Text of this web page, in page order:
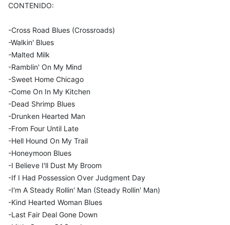
CONTENIDO:
-Cross Road Blues (Crossroads)
-Walkin' Blues
-Malted Milk
-Ramblin' On My Mind
-Sweet Home Chicago
-Come On In My Kitchen
-Dead Shrimp Blues
-Drunken Hearted Man
-From Four Until Late
-Hell Hound On My Trail
-Honeymoon Blues
-I Believe I'll Dust My Broom
-If I Had Possession Over Judgment Day
-I'm A Steady Rollin' Man (Steady Rollin' Man)
-Kind Hearted Woman Blues
-Last Fair Deal Gone Down